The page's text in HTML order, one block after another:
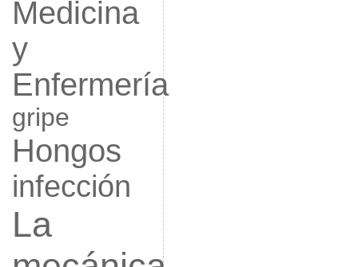
Medicina
y
Enfermería
gripe
Hongos
infección
La